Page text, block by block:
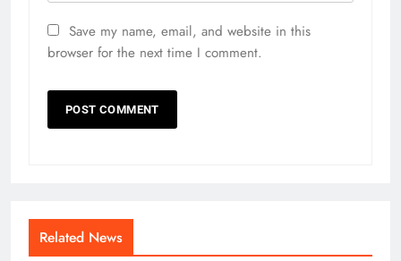
Save my name, email, and website in this
browser for the next time I comment.
Related News